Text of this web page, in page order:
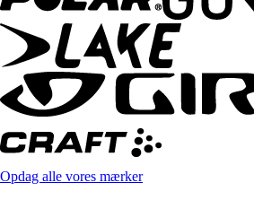
Opdag alle vores mærker